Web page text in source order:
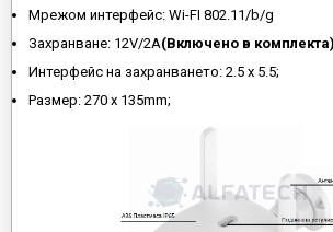
Мрежом интерфейс: Wi-FI 802.11/b/g
Захранване: 12V/2А(Включено в комплекта)
Интерфейс на захранването: 2.5 х 5.5;
Размер: 270 х 135mm;